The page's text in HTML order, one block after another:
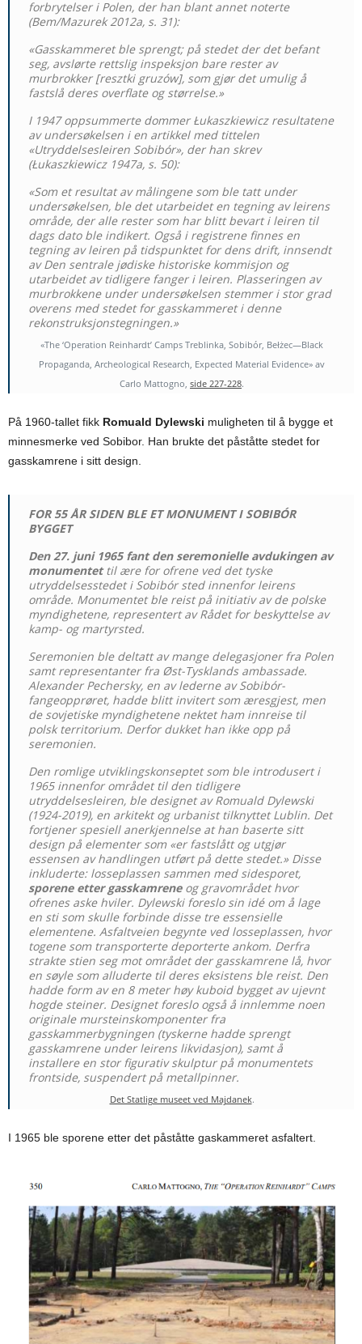
forbrytelser i Polen, der han blant annet noterte
(Bem/Mazurek 2012a, s. 31):
«Gasskammeret ble sprengt; på stedet der det befant
seg, avslørte rettslig inspeksjon bare rester av
murbrokker [resztki gruzów], som gjør det umulig å
fastslå deres overflate og størrelse.»
I 1947 oppsummerte dommer Łukaszkiewicz resultatene
av undersøkelsen i en artikkel med tittelen
«Utryddelsesleiren Sobibór», der han skrev
(Łukaszkiewicz 1947a, s. 50):
«Som et resultat av målingene som ble tatt under
undersøkelsen, ble det utarbeidet en tegning av leirens
område, der alle rester som har blitt bevart i leiren til
dags dato ble indikert. Også i registrene finnes en
tegning av leiren på tidspunktet for dens drift, innsendt
av Den sentrale jødiske historiske kommisjon og
utarbeidet av tidligere fanger i leiren. Plasseringen av
murbrokkene under undersøkelsen stemmer i stor grad
overens med stedet for gasskammeret i denne
rekonstruksjonstegningen.»
«The ‘Operation Reinhardt’ Camps Treblinka, Sobibór, Bełżec—Black
Propaganda, Archeological Research, Expected Material Evidence» av
Carlo Mattogno, side 227-228.
På 1960-tallet fikk Romuald Dylewski muligheten til å bygge et
minnesmerke ved Sobibor. Han brukte det påståtte stedet for
gasskamrene i sitt design.
FOR 55 ÅR SIDEN BLE ET MONUMENT I SOBIBÓR
BYGGET
Den 27. juni 1965 fant den seremonielle avdukingen av
monumentettil ære for ofrene ved det tyske
utryddelsesstedet i Sobibór sted innenfor leirens
område. Monumentet ble reist på initiativ av de polske
myndighetene, representert av Rådet for beskyttelse av
kamp- og martyrsted.
Seremonien ble deltatt av mange delegasjoner fra Polen
samt representanter fra Øst-Tysklands ambassade.
Alexander Pechersky, en av lederne av Sobibór-
fangeopprøret, hadde blitt invitert som æresgjest, men
de sovjetiske myndighetene nektet ham innreise til
polsk territorium. Derfor dukket han ikke opp på
seremonien.
Den romlige utviklingskonseptet som ble introdusert i
1965 innenfor området til den tidligere
utryddelsesleiren, ble designet av Romuald Dylewski
(1924-2019), en arkitekt og urbanist tilknyttet Lublin. Det
fortjener spesiell anerkjennelse at han baserte sitt
design på elementer som «er fastslått og utgjør
essensen av handlingen utført på dette stedet.» Disse
inkluderte: losseplassen sammen med sidesporet,
sporene etter gasskamreneog gravområdet hvor
ofrenes aske hviler. Dylewski foreslo sin idé om å lage
en sti som skulle forbinde disse tre essensielle
elementene. Asfaltveien begynte ved losseplassen, hvor
togene som transporterte deporterte ankom. Derfra
strakte stien seg mot området der gasskamrene lå, hvor
en søyle som alluderte til deres eksistens ble reist. Den
hadde form av en 8 meter høy kuboid bygget av ujevnt
hogde steiner. Designet foreslo også å innlemme noen
originale mursteinskomponenter fra
gasskammerbygningen (tyskerne hadde sprengt
gasskamrene under leirens likvidasjon), samt å
installere en stor figurativ skulptur på monumentets
frontside, suspendert på metallpinner.
Det Statlige museet ved Majdanek.
I 1965 ble sporene etter det påståtte gaskammeret asfaltert.